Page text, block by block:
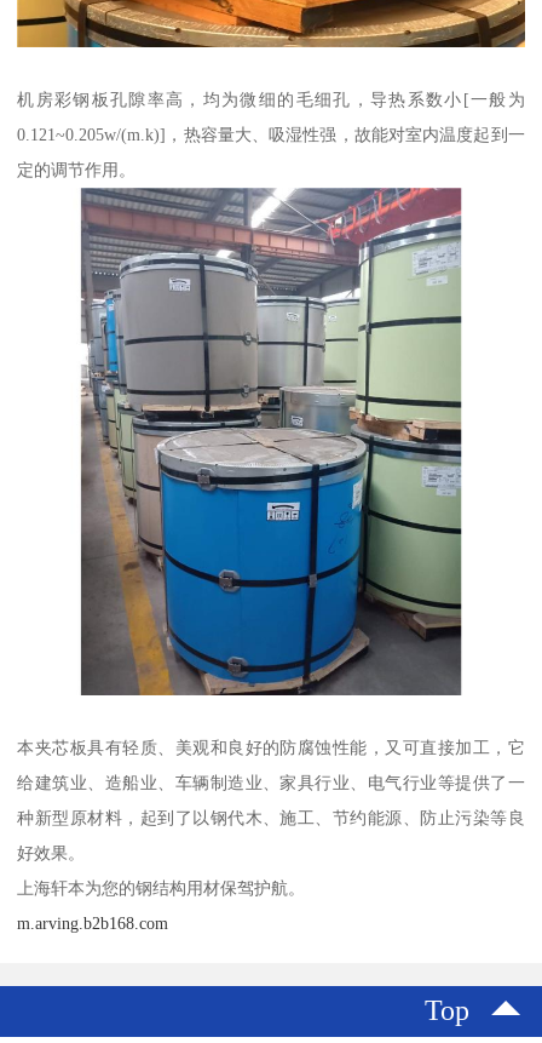
机房彩钢板孔隙率高，均为微细的毛细孔，导热系数小[一般为
0.121~0.205w/(m.k)]，热容量大、吸湿性强，故能对室内温度起到一
定的调节作用。
本夹芯板具有轻质、美观和良好的防腐蚀性能，又可直接加工，它
给建筑业、造船业、车辆制造业、家具行业、电气行业等提供了一
种新型原材料，起到了以钢代木、施工、节约能源、防止污染等良
好效果。
上海轩本为您的钢结构用材保驾护航。
m.arving.b2b168.com
Top